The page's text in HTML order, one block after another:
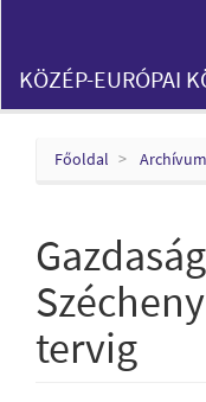
Content
Sidebar
KÖZÉP-EURÓPAI
Főoldal Archívum
tervig